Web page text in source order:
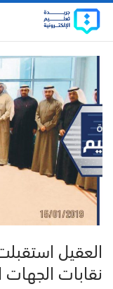
العقيل
نقابات